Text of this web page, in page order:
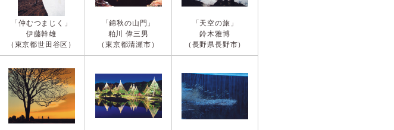
「仲むつまじく」
伊藤幹雄
（東京都世田谷区）
「錦秋の山門」
粕川 偉三男
（東京都清瀬市）
「天空の旅」
鈴木雅博
（長野県長野市）